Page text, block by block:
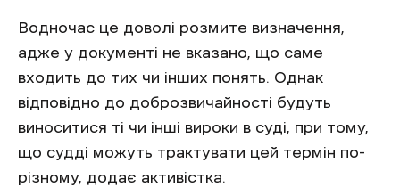
Водночас це доволі розмите визначення,
адже у документі не вказано, що саме
входить до тих чи інших понять. Однак
відповідно до доброзвичайності будуть
виноситися ті чи інші вироки в суді, при тому,
що судді можуть трактувати цей термін по-
різному, додає активістка.